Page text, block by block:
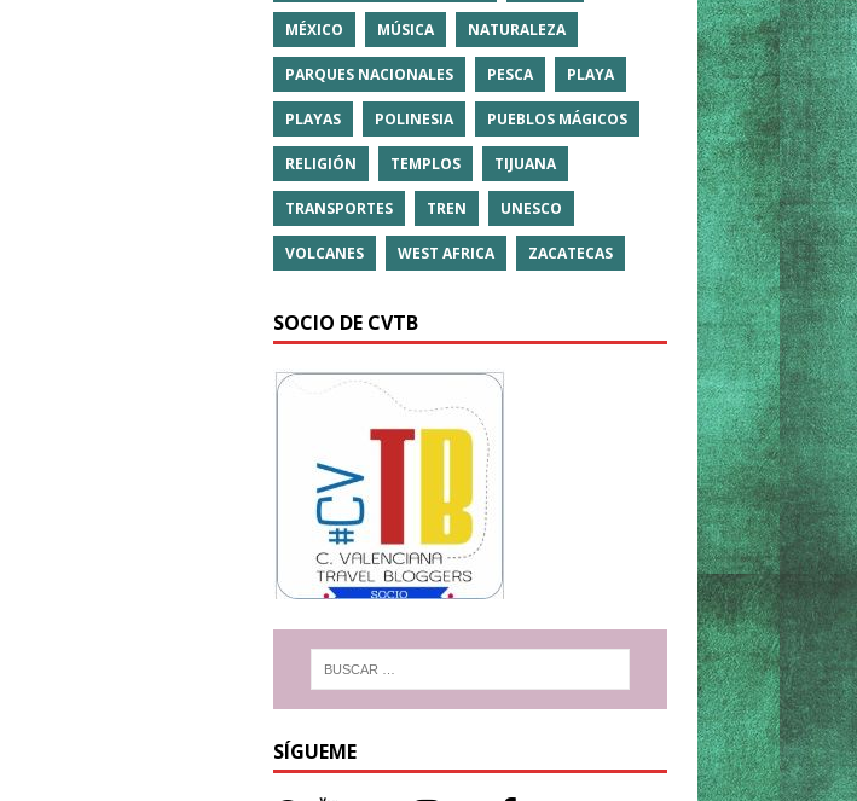
MÉXICO MÚSICA NATURALEZA
PARQUES NACIONALES PESCA PLAYA
PLAYAS POLINESIA PUEBLOS MÁGICOS
RELIGIÓN TEMPLOS TIJUANA
TRANSPORTES TREN UNESCO
VOLCANES WEST AFRICA ZACATECAS
SOCIO DE CVTB
SÍGUEME